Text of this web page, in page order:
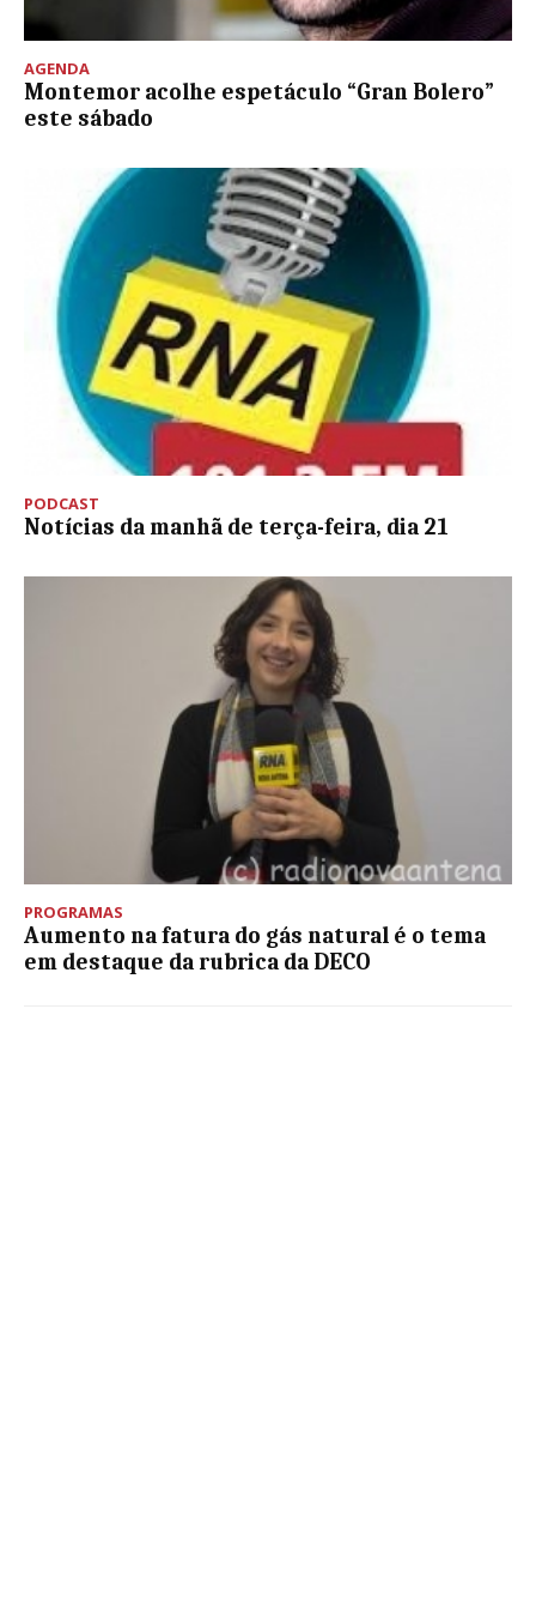
AGENDA
Montemor acolhe espetáculo “Gran Bolero”
este sábado
PODCAST
Notícias da manhã de terça-feira, dia 21
PROGRAMAS
Aumento na fatura do gás natural é o tema
em destaque da rubrica da DECO